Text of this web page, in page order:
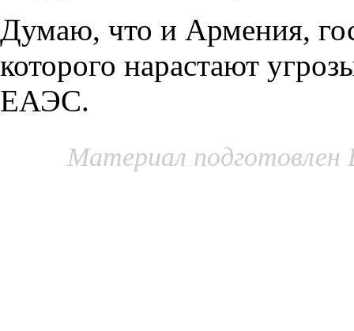
Думаю, что и Армения,
которого нарастают
ЕАЭС.
Материал подготовлен